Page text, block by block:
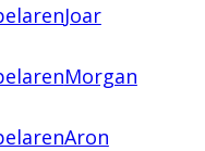
Joar
Morgan
Aron